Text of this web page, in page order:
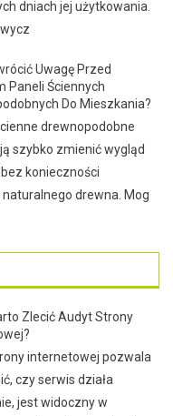
dniach jej użytkowania.
Uwagę Przed
Paneli Ściennych
Do Mieszkania?
drewnopodobne
szybko zmienić wygląd
konieczności
drewna. Mog
Zlecić Audyt Strony
internetowej pozwala
czy serwis działa
jest widoczny w